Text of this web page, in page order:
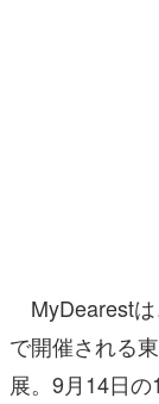
アプリレビュー
その他
MyDearestは
で開催される
展。9月14日の